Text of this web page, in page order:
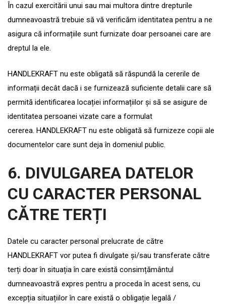
În cazul exercitării unui sau mai multora dintre drepturile
dumneavoastră trebuie să vă verificăm identitatea pentru a ne
asigura că informațiile sunt furnizate doar persoanei care are
dreptul la ele.
HANDLEKRAFT nu este obligată să răspundă la cererile de
informații decât dacă i se furnizează suficiente detalii care să
permită identificarea locației informațiilor și să se asigure de
identitatea persoanei vizate care a formulat
cererea. HANDLEKRAFT nu este obligată să furnizeze copii ale
documentelor care sunt deja în domeniul public.
6. DIVULGAREA DATELOR
CU CARACTER PERSONAL
CĂTRE TERȚI
Datele cu caracter personal prelucrate de către
HANDLEKRAFT vor putea fi divulgate și/sau transferate către
terți doar în situația în care există consimțământul
dumneavoastră expres pentru a proceda în acest sens, cu
excepția situațiilor în care există o obligație legală /